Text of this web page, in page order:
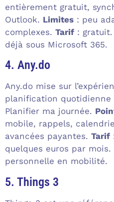
entièrement gratuit,
Outlook. Limites : peu
complexes. Tarif : gratuit.
déjà sous Microsoft 365.
4. Any.do
Any.do mise sur
planification quotidienne
Planifier ma journée.
mobile, rappels,
avancées payantes. Tarif
quelques euros par mois.
personnelle en mobilité.
5. Things 3